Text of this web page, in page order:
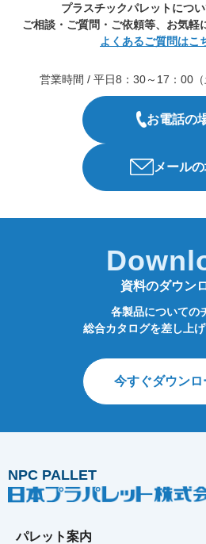
プラスチックパレットにつ
ご相談・ご質問・ご依頼等、お気軽
よくあるご質問はこ
営業時間 / 平日8：30～17：00（
お電話の
メール
資料のダウン
各製品についての
総合カタログを差し上げ
今すぐダウンロ
NPC PALLET
パレット案内